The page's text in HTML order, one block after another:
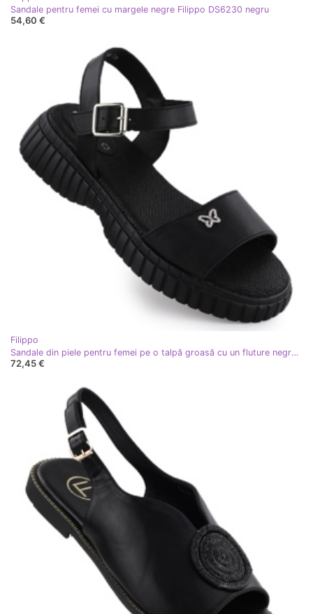
Sandale pentru femei cu margele negre Filippo DS6230 negru
54,60 €
Filippo
Sandale din piele pentru femei pe o talpă groasă cu un fluture negru Filippo DS6811
72,45 €